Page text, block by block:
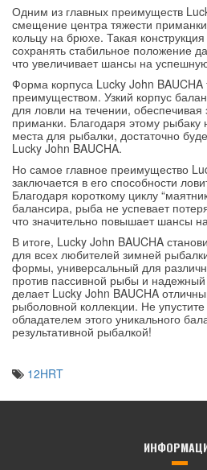
Одним из главных преимуществ
смещение центра тяжести
кольцу на брюхе. Такая
сохранять стабильное положение
что увеличивает шансы на
Форма корпуса Lucky John
преимуществом. Узкий корпус
для ловли на течении,
приманки. Благодаря этому рыбаку
места для рыбалки, достаточно
Lucky John BAUCHA.
Но самое главное преимущество
заключается в его способности
Благодаря короткому циклу
балансира, рыба не успевает
что значительно повышает шансы
В итоге, Lucky John BAUCHA
для всех любителей зимней
формы, универсальный для
против пассивной рыбы и надежный
делает Lucky John BAUCHA
рыболовной коллекции. Не упустите
обладателем этого уникального
результативной рыбалкой!
12HRT